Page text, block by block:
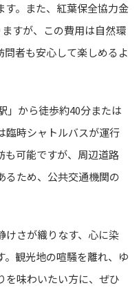
す。また、紅葉保全協力金
すが、この費用は自然環
者も安心して楽しめるよ
」から徒歩約40分または
臨時シャトルバスが運行
も可能ですが、周辺道路
るため、公共交通機関の
けさが織りなす、心に染
。観光地の喧騒を離れ、ゆ
を味わいたい方に、ぜひ